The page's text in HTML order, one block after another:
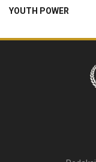
YOUTH POWER